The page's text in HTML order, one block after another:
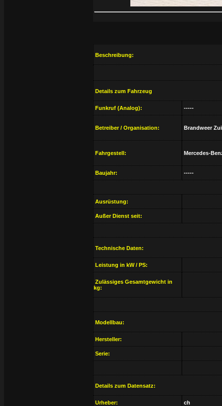
Beschreibung:
Details zum Fahrzeug
Funkruf (Analog): -----
Betreiber / Organisation: Brandweer
Fahrgestell: Mercedes-
Baujahr: -----
Ausrüstung:
Außer Dienst seit:
Technische Daten:
Leistung in kW / PS:
Zulässiges Gesamtgewicht in
kg:
Modellbau:
Hersteller:
Serie:
Details zum Datensatz:
Urheber: ch